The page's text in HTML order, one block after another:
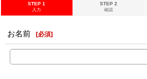
STEP 1
入力
STEP 2
確認
お名前 [必須]